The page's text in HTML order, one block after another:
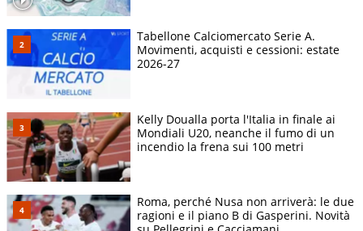
Tabellone Calciomercato Serie A.
Movimenti, acquisti e cessioni: estate
2026-27
Kelly Doualla porta l'Italia in finale ai
Mondiali U20, neanche il fumo di un
incendio la frena sui 100 metri
Roma, perché Nusa non arriverà: le due
ragioni e il piano B di Gasperini. Novità